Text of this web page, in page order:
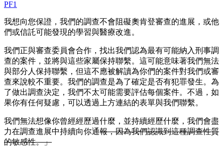
PF1
我想向您保證，我們的調查不會阻礙奧肯登審查的進展，或他
們或信託可能發現的學習與醫療改進。
我們正與審查委員會合作，找出我們認為最有可能納入刑事調
查的案件，並將與這些家屬保持聯繫。這可能意味著我們無法
與部分人保持聯繫，但這不應被解讀為你們的案件對我們或審
查來說較不重要。我們的調查是為了確定是否有犯罪發生。為
了做出調查決定，我們不太可能需要評估每個案件。不過，如
果你有任何疑慮，可以透過上方連結的表單與我們聯繫。
我們無法想像你曾經經歷過什麼，並持續經歷什麼，我們會盡
力在調查進展中持續向你通報，因為我們認識到這種調查性質
的敏感性。」